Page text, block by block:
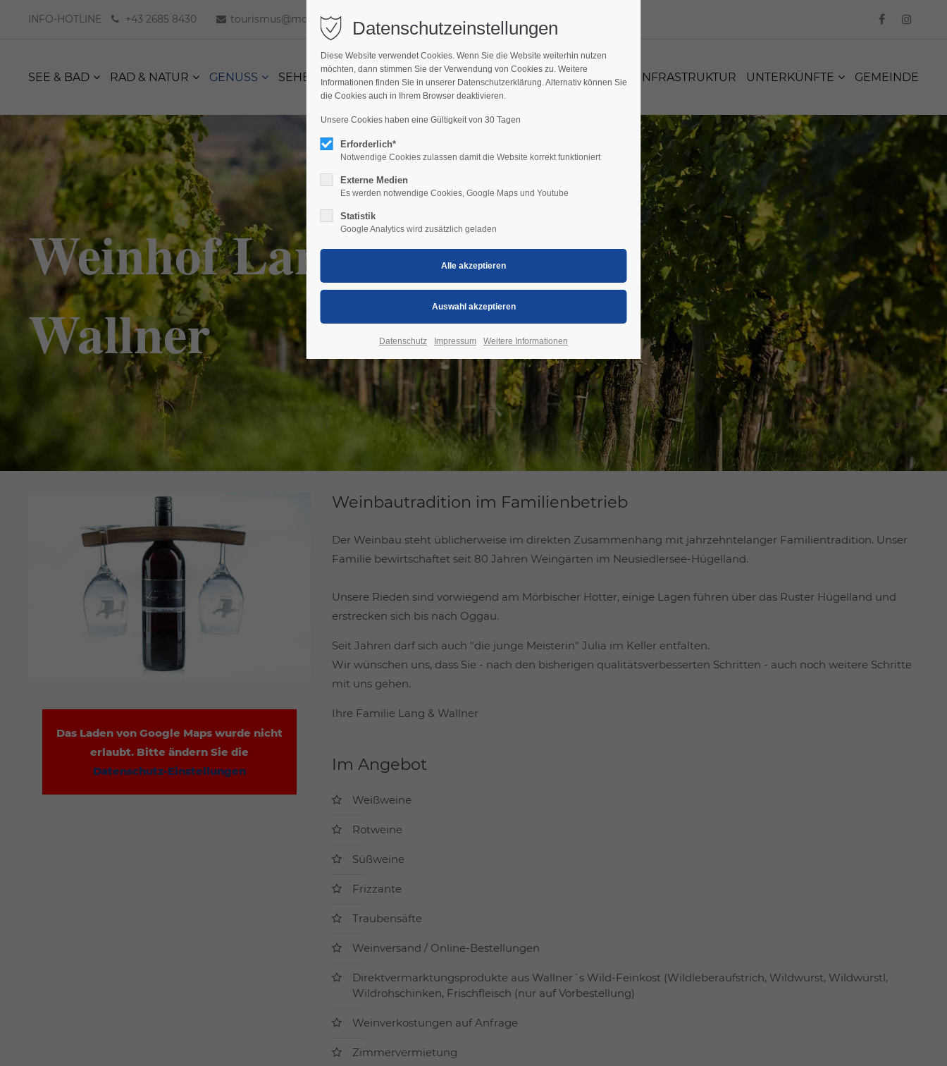
INFO-HOTLINE +43 2685 8430 tourismus@moerbisch.com
SEE & BAD RAD & NATUR GENUSS SEHENSWERT KIDS INFRASTRUKTUR UNTERKÜNFTE GEMEINDE
Weinhof Lang-
Wallner
Das Laden von Google Maps wurde nicht
erlaubt. Bitte ändern Sie die
Datenschutz-Einstellungen
Weinbautradition im Familienbetrieb
Der Weinbau steht üblicherweise im direkten Zusammenhang mit jahrzehntelanger Familientradition. Unser
Familie bewirtschaftet seit 80 Jahren Weingärten im Neusiedlersee-Hügelland.
Unsere Rieden sind vorwiegend am Mörbischer Hotter, einige Lagen führen über das Ruster Hügelland und
erstrecken sich bis nach Oggau.
Seit Jahren darf sich auch "die junge Meisterin" Julia im Keller entfalten.
Wir wünschen uns, dass Sie - nach den bisherigen qualitätsverbesserten Schritten - auch noch weitere Schritte
mit uns gehen.
Ihre Familie Lang & Wallner
Im Angebot
Weißweine
Rotweine
Süßweine
Frizzante
Traubensäfte
Weinversand / Online-Bestellungen
Direktvermarktungsprodukte aus Wallner´s Wild-Feinkost (Wildleberaufstrich, Wildwurst, Wildwürstl,
Wildrohschinken, Frischfleisch (nur auf Vorbestellung)
Weinverkostungen auf Anfrage
Zimmervermietung
Datenschutzeinstellungen
Diese Website verwendet Cookies. Wenn Sie die Website weiterhin nutzen
möchten, dann stimmen Sie der Verwendung von Cookies zu. Weitere
Informationen finden Sie in unserer Datenschutzerklärung. Alternativ können Sie
die Cookies auch in Ihrem Browser deaktivieren.
Unsere Cookies haben eine Gültigkeit von 30 Tagen
Erforderlich*
Notwendige Cookies zulassen damit die Website korrekt funktioniert
Externe Medien
Es werden notwendige Cookies, Google Maps und Youtube
Statistik
Google Analytics wird zusätzlich geladen
Datenschutz Impressum Weitere Informationen